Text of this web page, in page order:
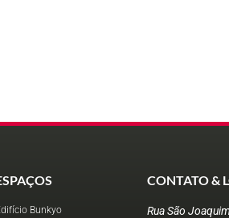
Bunkyo
CONTATO &
Rua São